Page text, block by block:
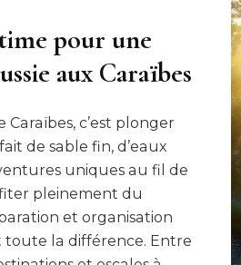
pour une
aux Caraïbes
Caraïbes, c’est plonger
de sable fin, d’eaux
uniques au fil de
pleinement du
et organisation
toute la différence. Entre